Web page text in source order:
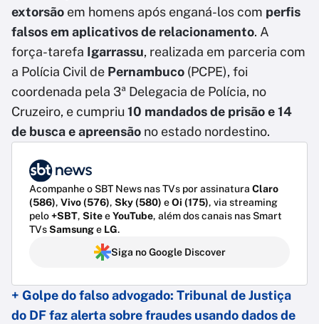
extorsão em homens após enganá-los com perfis
falsos em aplicativos de relacionamento. A
força-tarefa Igarrassu, realizada em parceria com
a Polícia Civil de Pernambuco (PCPE), foi
coordenada pela 3ª Delegacia de Polícia, no
Cruzeiro, e cumpriu 10 mandados de prisão e 14
de busca e apreensão no estado nordestino.
Acompanhe o SBT News nas TVs por assinatura Claro
(586), Vivo (576), Sky (580) eOi (175), via streaming
pelo+SBT, SiteeYouTube, além dos canais nas Smart
TVsSamsunge LG.
Siga no Google Discover
+ Golpe do falso advogado: Tribunal de Justiça
do DF faz alerta sobre fraudes usando dados de